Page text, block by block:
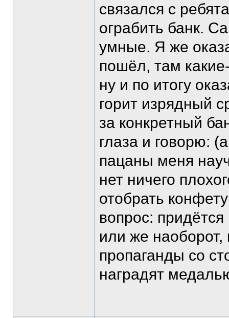
связался с
ограбить банк.
умные. Я же
пошёл, там
ну и по итогу
горит изрядный
за конкретный
глаза и говорю:
пацаны меня
нет ничего
отобрать
вопрос:
или же наоборот,
пропаганды со
наградят